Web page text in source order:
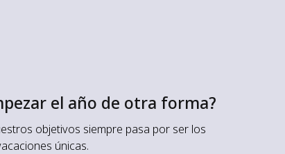
el año de otra forma?
objetivos siempre pasa por ser los
únicas.